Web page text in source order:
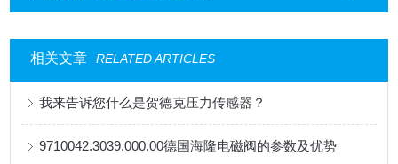
相关文章 RELATED ARTICLES
我来告诉您什么是贺德克压力传感器？
9710042.3039.000.00德国海隆电磁阀的参数及优势